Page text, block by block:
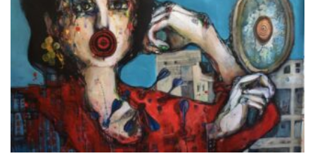
الرئيسية
مواضيع
إفتتاحية
فكرة
دفاتر